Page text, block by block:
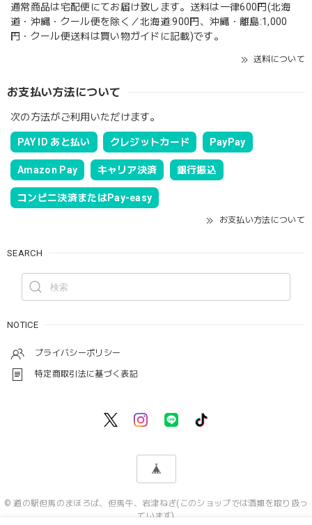
通常商品は宅配便にてお届け致します。送料は一律600円(北海
道・沖縄・クール便を除く／北海道:900円、沖縄・離島:1,000
円・クール便送料は買い物ガイドに記載)です。
送料について
お支払い方法について
次の方法がご利用いただけます。
PAY ID あと払い クレジットカード PayPay
Amazon Pay キャリア決済 銀行振込
コンビニ決済またはPay-easy
お支払い方法について
SEARCH
NOTICE
プライバシーポリシー
特定商取引法に基づく表記
© 道の駅但馬のまほろば、但馬牛、岩津ねぎ(このショップでは酒類を取り扱っ
ています)